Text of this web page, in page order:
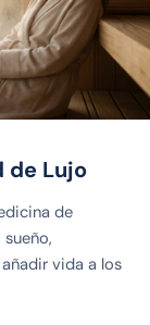
de Lujo
de
vida a los